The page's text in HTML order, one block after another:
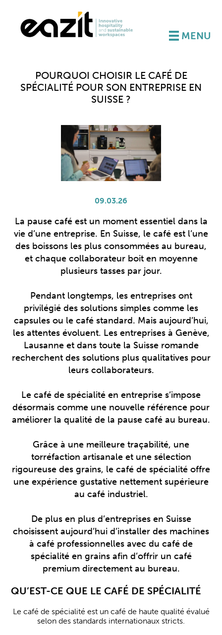
MENU
POURQUOI CHOISIR LE CAFÉ DE
SPÉCIALITÉ POUR SON ENTREPRISE EN
SUISSE ?
09.03.26
La pause café est un moment essentiel dans la
vie d’une entreprise. En Suisse, le café est l’une
des boissons les plus consommées au bureau,
et chaque collaborateur boit en moyenne
plusieurs tasses par jour.
Pendant longtemps, les entreprises ont
privilégié des solutions simples comme les
capsules ou le café standard. Mais aujourd’hui,
les attentes évoluent. Les entreprises à Genève,
Lausanne et dans toute la Suisse romande
recherchent des solutions plus qualitatives pour
leurs collaborateurs.
Le café de spécialité en entreprise s’impose
désormais comme une nouvelle référence pour
améliorer la qualité de la pause café au bureau.
Grâce à une meilleure traçabilité, une
torréfaction artisanale et une sélection
rigoureuse des grains, le café de spécialité offre
une expérience gustative nettement supérieure
au café industriel.
De plus en plus d’entreprises en Suisse
choisissent aujourd’hui d’installer des machines
à café professionnelles avec du café de
spécialité en grains afin d’offrir un café
premium directement au bureau.
QU’EST-CE QUE LE CAFÉ DE SPÉCIALITÉ
Le café de spécialité est un café de haute qualité évalué
selon des standards internationaux stricts.